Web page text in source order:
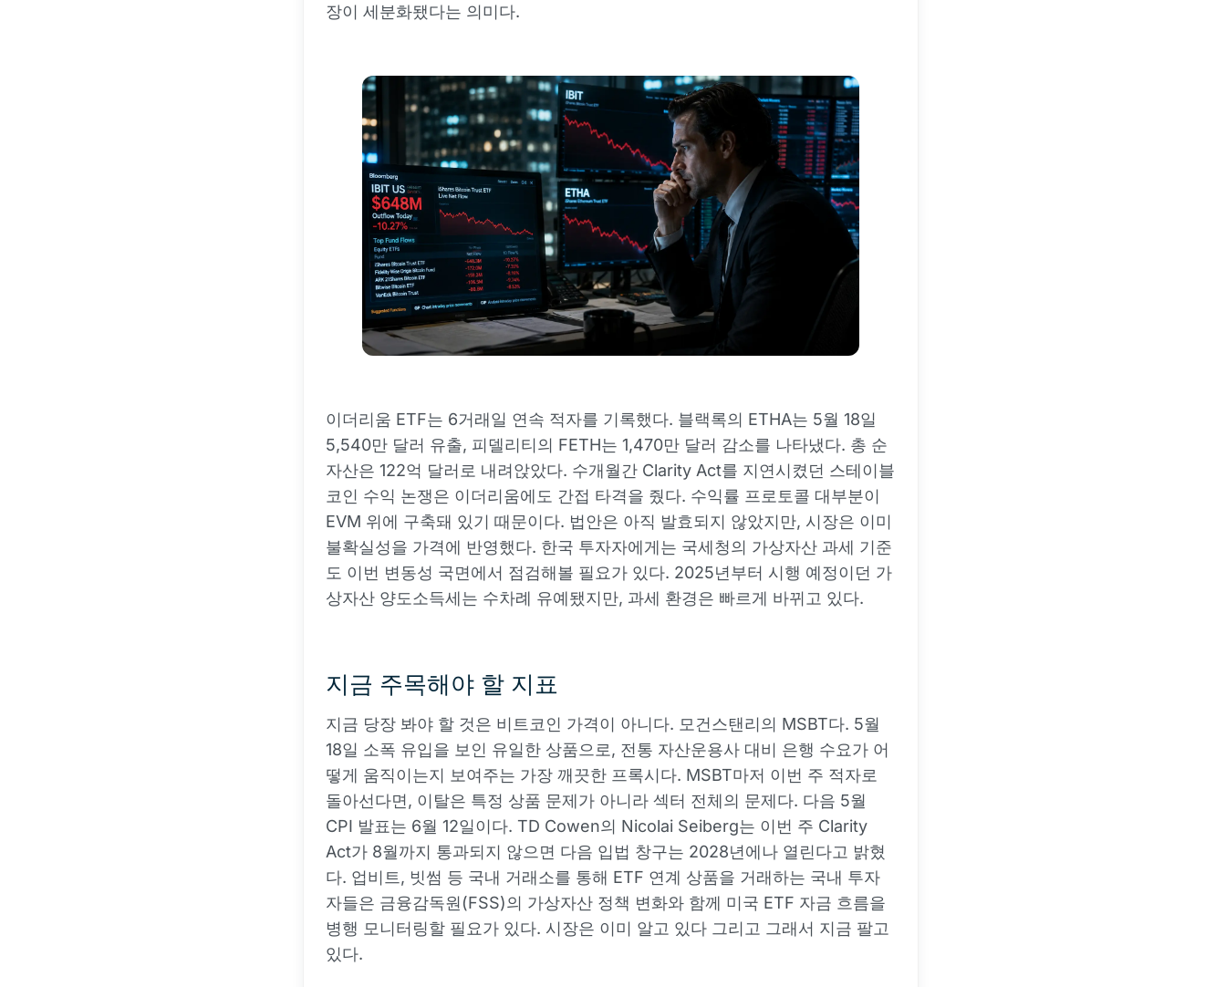
장이 세분화됐다는 의미다.
이더리움 ETF는 6거래일 연속 적자를 기록했다. 블랙록의 ETHA는 5월 18일
5,540만 달러 유출, 피델리티의 FETH는 1,470만 달러 감소를 나타냈다. 총 순
자산은 122억 달러로 내려앉았다. 수개월간 Clarity Act를 지연시켰던 스테이블
코인 수익 논쟁은 이더리움에도 간접 타격을 줬다. 수익률 프로토콜 대부분이
EVM 위에 구축돼 있기 때문이다. 법안은 아직 발효되지 않았지만, 시장은 이미
불확실성을 가격에 반영했다. 한국 투자자에게는 국세청의 가상자산 과세 기준
도 이번 변동성 국면에서 점검해볼 필요가 있다. 2025년부터 시행 예정이던 가
상자산 양도소득세는 수차례 유예됐지만, 과세 환경은 빠르게 바뀌고 있다.
지금 주목해야 할 지표
지금 당장 봐야 할 것은 비트코인 가격이 아니다. 모건스탠리의 MSBT다. 5월
18일 소폭 유입을 보인 유일한 상품으로, 전통 자산운용사 대비 은행 수요가 어
떻게 움직이는지 보여주는 가장 깨끗한 프록시다. MSBT마저 이번 주 적자로
돌아선다면, 이탈은 특정 상품 문제가 아니라 섹터 전체의 문제다. 다음 5월
CPI 발표는 6월 12일이다. TD Cowen의 Nicolai Seiberg는 이번 주 Clarity
Act가 8월까지 통과되지 않으면 다음 입법 창구는 2028년에나 열린다고 밝혔
다. 업비트, 빗썸 등 국내 거래소를 통해 ETF 연계 상품을 거래하는 국내 투자
자들은 금융감독원(FSS)의 가상자산 정책 변화와 함께 미국 ETF 자금 흐름을
병행 모니터링할 필요가 있다. 시장은 이미 알고 있다 그리고 그래서 지금 팔고
있다.